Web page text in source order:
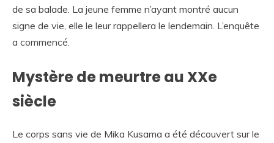
de sa balade. La jeune femme n’ayant montré aucun
signe de vie, elle le leur rappellera le lendemain. L’enquête
a commencé.
Mystère de meurtre au XXe
siècle
Le corps sans vie de Mika Kusama a été découvert sur le